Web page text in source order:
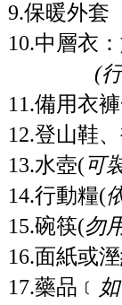
9.保暖外套
10.中層衣
(
11.備用衣
12.登山鞋
13.水壺(可
14.行動糧(
15.碗筷(勿
16.面紙或
17.藥品﹝